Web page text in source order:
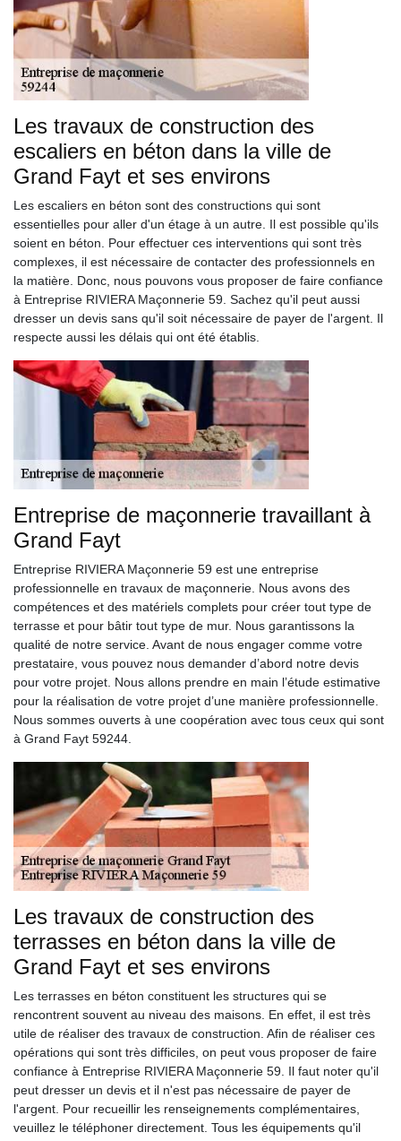
Les travaux de construction des
escaliers en béton dans la ville de
Grand Fayt et ses environs
Les escaliers en béton sont des constructions qui sont
essentielles pour aller d'un étage à un autre. Il est possible qu'ils
soient en béton. Pour effectuer ces interventions qui sont très
complexes, il est nécessaire de contacter des professionnels en
la matière. Donc, nous pouvons vous proposer de faire confiance
à Entreprise RIVIERA Maçonnerie 59. Sachez qu'il peut aussi
dresser un devis sans qu'il soit nécessaire de payer de l'argent. Il
respecte aussi les délais qui ont été établis.
Entreprise de maçonnerie travaillant à
Grand Fayt
Entreprise RIVIERA Maçonnerie 59 est une entreprise
professionnelle en travaux de maçonnerie. Nous avons des
compétences et des matériels complets pour créer tout type de
terrasse et pour bâtir tout type de mur. Nous garantissons la
qualité de notre service. Avant de nous engager comme votre
prestataire, vous pouvez nous demander d’abord notre devis
pour votre projet. Nous allons prendre en main l’étude estimative
pour la réalisation de votre projet d’une manière professionnelle.
Nous sommes ouverts à une coopération avec tous ceux qui sont
à Grand Fayt 59244.
Les travaux de construction des
terrasses en béton dans la ville de
Grand Fayt et ses environs
Les terrasses en béton constituent les structures qui se
rencontrent souvent au niveau des maisons. En effet, il est très
utile de réaliser des travaux de construction. Afin de réaliser ces
opérations qui sont très difficiles, on peut vous proposer de faire
confiance à Entreprise RIVIERA Maçonnerie 59. Il faut noter qu'il
peut dresser un devis et il n'est pas nécessaire de payer de
l'argent. Pour recueillir les renseignements complémentaires,
veuillez le téléphoner directement. Tous les équipements qu'il